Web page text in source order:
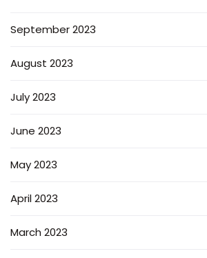
September 2023
August 2023
July 2023
June 2023
May 2023
April 2023
March 2023